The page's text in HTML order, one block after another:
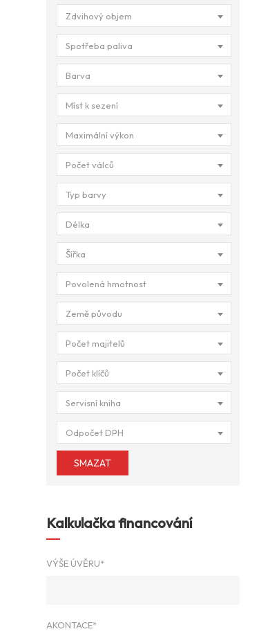
Zdvihový objem
Spotřeba paliva
Barva
Míst k sezení
Maximální výkon
Počet válců
Typ barvy
Délka
Šířka
Povolená hmotnost
Země původu
Počet majitelů
Počet klíčů
Servisní kniha
Odpočet DPH
SMAZAT
Kalkulačka financování
VÝŠE ÚVĚRU*
AKONTACE*